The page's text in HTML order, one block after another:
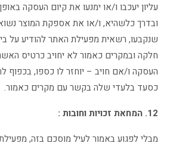
עליון יעכבו ו/או ימנעו את קיום העסקה
ובדרך כלשהיא, ו/או את אספקת המוצר
שנקבעו, רשאית מפעילת האתר להודיע על
חלקה ובמקרים כאמור לא יחויב כרטיס
העסקה ו/אם חויב – יוחזר לו כספו, בכפוף
כסעד בלעדי שלה בקשר עם מקרים כאמור.
12. המחאת זכויות וחובות :
מבלי לפגוע באמור לעיל מוסכם בזה,